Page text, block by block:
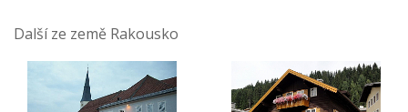
Další ze země Rakousko